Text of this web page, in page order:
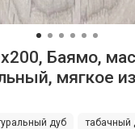
Баямо,
мягкое
дуб табачный